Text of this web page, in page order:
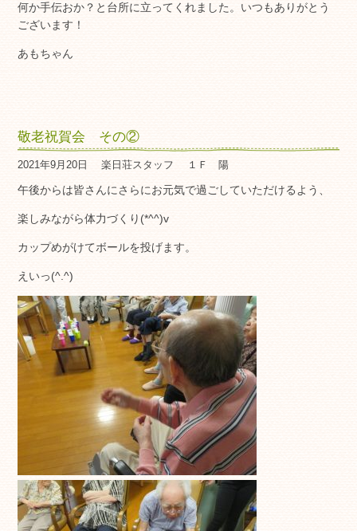
何か手伝おか？と台所に立ってくれました。いつもありがとう
ございます！
あもちゃん
敬老祝賀会 その②
2021年9月20日 楽日荘スタッフ １Ｆ 陽
午後からは皆さんにさらにお元気で過ごしていただけるよう、
楽しみながら体力づくり(*^^)v
カップめがけてボールを投げます。
えいっ(^.^)